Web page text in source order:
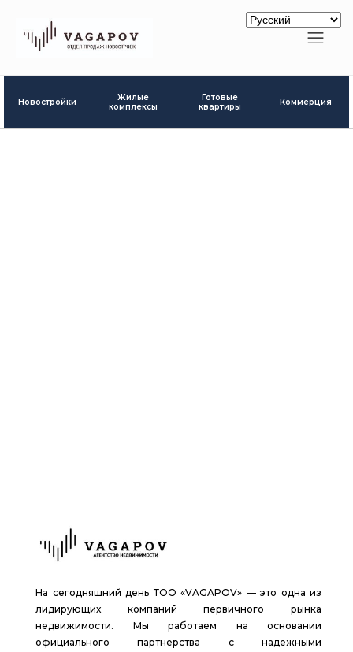
Новостройки
Жилые
комплексы
Готовые
квартиры
Коммерция
На сегодняшний день ТОО «VAGAPOV» — это одна из
лидирующих компаний первичного рынка
недвижимости. Мы работаем на основании
официального партнерства с надежными